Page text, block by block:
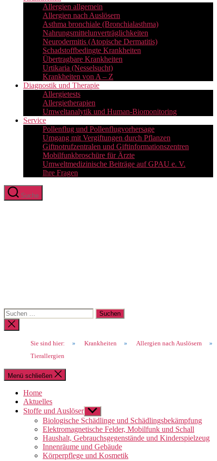
Allergien allgemein
Allergien nach Auslösern
Asthma bronchiale (Bronchialasthma)
Nahrungsmittelunverträglichkeiten
Neurodermitis (Atopische Dermatitis)
Schadstoffbedingte Krankheiten
Übertragbare Krankheiten
Urtikaria (Nesselsucht)
Krankheiten von A – Z
Diagnostik und Therapie
Allergietests
Allergietherapien
Umweltanalytik und Human-Biomonitoring
Service
Pollenflug und Pollenflugvorhersage
Umgang mit Vergiftungen durch Pflanzen
Giftnotrufzentralen und Giftinformationszentren
Mobilfunkbroschüre für Ärzte
Umweltmedizinische Beiträge auf GPAU e. V.
Ihre Fragen
Suche
Suchen
nach:
Suche
schließen
Sie sind hier:
» Krankheiten » Allergien nach Auslösern
»
Tierallergien
Menü schließen
Home
Aktuelles
Stoffe und Auslöser Untermenü
anzeigen
Biologische Schädlinge und Schädlingsbekämpfung
Elektromagnetische Felder, Mobilfunk und Schall
Haushalt, Gebrauchsgegenstände und Kinderspielzeug
Innenräume und Gebäude
Körperpflege und Kosmetik